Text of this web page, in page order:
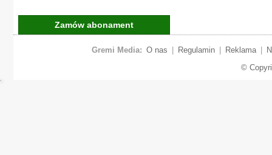
Zamów abonament
Gremi Media: O nas Regulamin Reklama
©